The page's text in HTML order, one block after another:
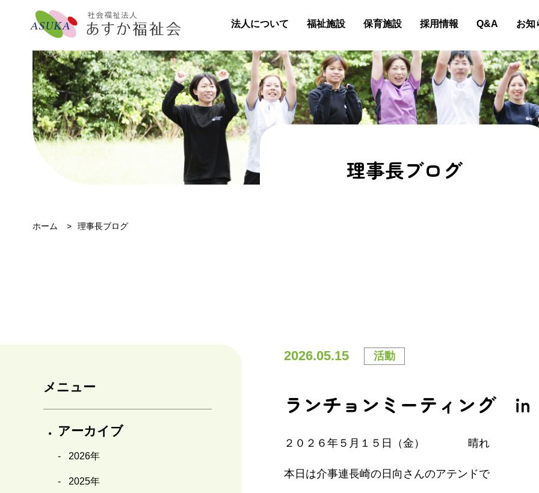
法人について 福祉施設 保育施設 採用情報 Q&A お知
理事長ブログ
ホーム 理事長ブログ
メニュー
アーカイブ
2026年
2025年
2026.05.15 活動
ランチョンミーティング
２０２６年５月１５日（金） 晴れ
本日は介事連長崎の日向さんのアテンドで